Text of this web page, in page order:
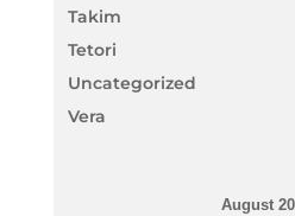
Takim
Tetori
Uncategorized
Vera
August